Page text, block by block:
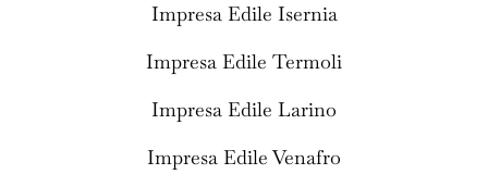
Impresa Edile Isernia
Impresa Edile Termoli
Impresa Edile Larino
Impresa Edile Venafro